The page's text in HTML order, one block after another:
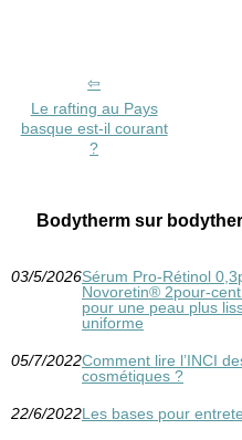
Le rafting au Pays
basque est-il courant
?
Bodytherm sur
03/5/2026Sérum Pro‑Rétinol
Novoretin® 2pour-cent
pour une peau plus
uniforme
05/7/2022Comment lire l’INCI
cosmétiques ?
22/6/2022Les bases pour